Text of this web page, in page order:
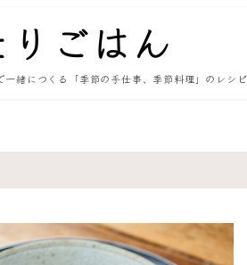
緒につくる「季節の手仕事、季節料理」のレシピ